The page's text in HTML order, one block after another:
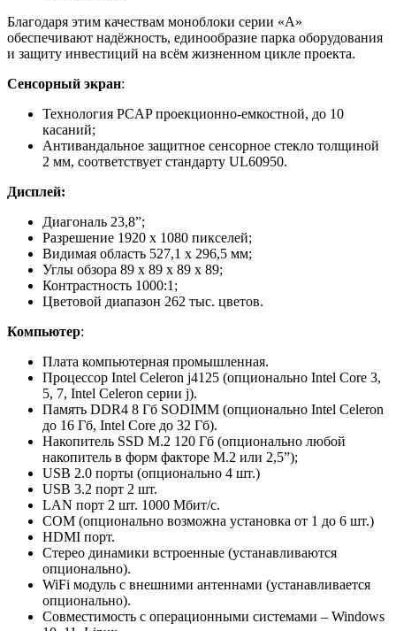
Благодаря этим качествам моноблоки серии «А»
обеспечивают надёжность, единообразие парка оборудования
и защиту инвестиций на всём жизненном цикле проекта.
Сенсорный экран:
Технология PCAP проекционно-емкостной, до 10
касаний;
Антивандальное защитное сенсорное стекло толщиной
2 мм, соответствует стандарту UL60950.
Дисплей:
Диагональ 23,8”;
Разрешение 1920 x 1080 пикселей;
Видимая область 527,1 х 296,5 мм;
Углы обзора 89 х 89 х 89 х 89;
Контрастность 1000:1;
Цветовой диапазон 262 тыс. цветов.
Компьютер:
Плата компьютерная промышленная.
Процессор Intel Celeron j4125 (опционально Intel Core 3,
5, 7, Intel Celeron серии j).
Память DDR4 8 Гб SODIMM (опционально Intel Celeron
до 16 Гб, Intel Core до 32 Гб).
Накопитель SSD M.2 120 Гб (опционально любой
накопитель в форм факторе M.2 или 2,5”);
USB 2.0 порты (опционально 4 шт.)
USB 3.2 порт 2 шт.
LAN порт 2 шт. 1000 Мбит/с.
COM (опционально возможна установка от 1 до 6 шт.)
HDMI порт.
Стерео динамики встроенные (устанавливаются
опционально).
WiFi модуль с внешними антеннами (устанавливается
опционально).
Совместимость с операционными системами – Windows